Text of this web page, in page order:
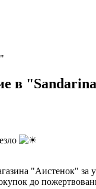
в
"Аистенок"
до